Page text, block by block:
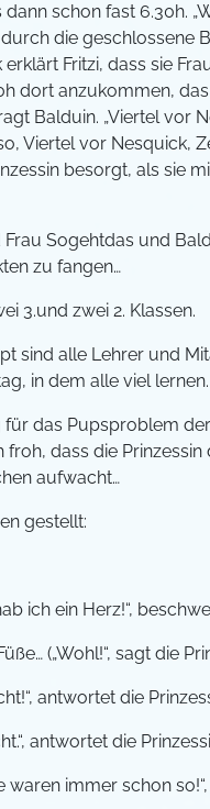
schon fast 6.30h.
die geschlossene
Fritzi, dass sie
dort anzukommen,
Balduin. „Viertel vor
Viertel vor Nesquick,
besorgt, als sie
Sogehtdas und
zu fangen…
3.und zwei 2. Klassen.
sind alle Lehrer und
in dem alle viel lernen.
das Pupsproblem der
froh, dass die
aufwacht…
gestellt:
ich ein Herz!“,
(„Wohl!“, sagt die
antwortet die
antwortet die
immer schon